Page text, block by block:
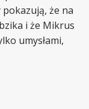
pokazują, że na
i że Mikrus
umysłami,